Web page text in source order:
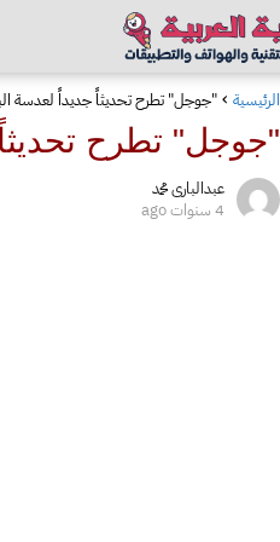
الرئيسية "جوجل" تطرح تحديثاً جديداً لعدسة
"جوجل" تطرح
عبدالبارى محمد
4 سنوات ago